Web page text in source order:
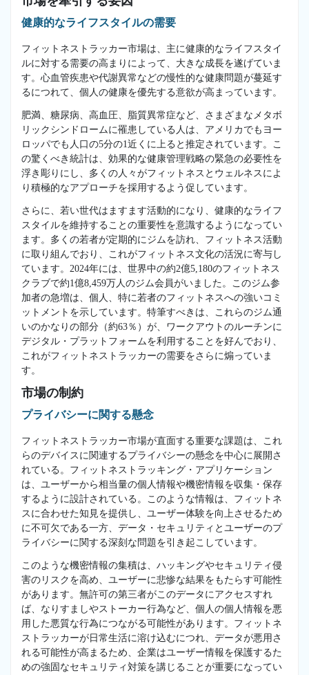
健康的なライフスタイルの需要
フィットネストラッカー市場は、主に健康的なライフスタイ
ルに対する需要の高まりによって、大きな成長を遂げていま
す。心血管疾患や代謝異常などの慢性的な健康問題が蔓延す
るにつれて、個人の健康を優先する意欲が高まっています。
肥満、糖尿病、高血圧、脂質異常症など、さまざまなメタボ
リックシンドロームに罹患している人は、アメリカでもヨー
ロッパでも人口の5分の1近くに上ると推定されています。こ
の驚くべき統計は、効果的な健康管理戦略の緊急の必要性を
浮き彫りにし、多くの人々がフィットネスとウェルネスによ
り積極的なアプローチを採用するよう促しています。
さらに、若い世代はますます活動的になり、健康的なライフ
スタイルを維持することの重要性を意識するようになってい
ます。多くの若者が定期的にジムを訪れ、フィットネス活動
に取り組んでおり、これがフィットネス文化の活況に寄与し
ています。2024年には、世界中の約2億5,180のフィットネス
クラブで約1億8,459万人のジム会員がいました。このジム参
加者の急増は、個人、特に若者のフィットネスへの強いコミ
ットメントを示しています。特筆すべきは、これらのジム通
いのかなりの部分（約63％）が、ワークアウトのルーチンに
デジタル・プラットフォームを利用することを好んでおり、
これがフィットネストラッカーの需要をさらに煽っていま
す。
市場の制約
プライバシーに関する懸念
フィットネストラッカー市場が直面する重要な課題は、これ
らのデバイスに関連するプライバシーの懸念を中心に展開さ
れている。フィットネストラッキング・アプリケーション
は、ユーザーから相当量の個人情報や機密情報を収集・保存
するように設計されている。このような情報は、フィットネ
スに合わせた知見を提供し、ユーザー体験を向上させるため
に不可欠である一方、データ・セキュリティとユーザーのプ
ライバシーに関する深刻な問題を引き起こしています。
このような機密情報の集積は、ハッキングやセキュリティ侵
害のリスクを高め、ユーザーに悲惨な結果をもたらす可能性
があります。無許可の第三者がこのデータにアクセスすれ
ば、なりすましやストーカー行為など、個人の個人情報を悪
用した悪質な行為につながる可能性があります。フィットネ
ストラッカーが日常生活に溶け込むにつれ、データが悪用さ
れる可能性が高まるため、企業はユーザー情報を保護するた
めの強固なセキュリティ対策を講じることが重要になってい